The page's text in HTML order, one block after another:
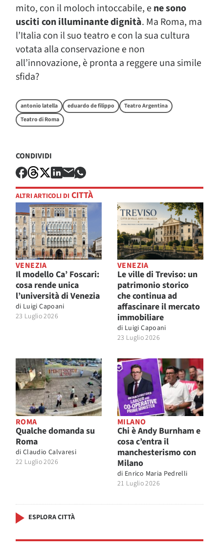
mito, con il moloch intoccabile, ene sono
usciti con illuminante dignità. Ma Roma, ma
l’Italia con il suo teatro e con la sua cultura
votata alla conservazione e non
all’innovazione, è pronta a reggere una simile
sfida?
antonio latella eduardo de filippo
Teatro Argentina
Teatro di Roma
CONDIVIDI
ALTRI ARTICOLI DI CITTÀ
VENEZIA
Il modello Ca’ Foscari:
cosa rende unica
l’università di Venezia
di Luigi Capoani
23 Luglio 2026
VENEZIA
Le ville di Treviso: un
patrimonio storico
che continua ad
affascinare il mercato
immobiliare
di Luigi Capoani
23 Luglio 2026
ROMA
Qualche domanda su
Roma
di Claudio Calvaresi
22 Luglio 2026
MILANO
Chi è Andy Burnham e
cosa c’entra il
manchesterismo con
Milano
di Enrico Maria Pedrelli
21 Luglio 2026
ESPLORA CITTÀ